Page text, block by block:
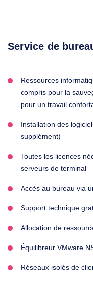
Service de
Ressources
compris pour la
pour un travail
Installation des
supplément)
Toutes les licences
serveurs de terminal
Accès au bureau via
Support technique
Allocation de
Équilibreur VMware
Réseaux isolés de